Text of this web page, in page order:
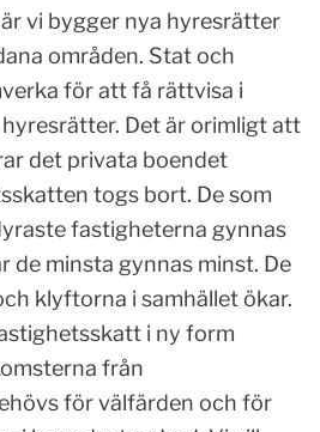
vi bygger nya hyresrätter
områden. Stat och
för att få rättvisa i
Det är orimligt att
det privata boendet
togs bort. De som
fastigheterna gynnas
de minsta gynnas minst. De
klyftorna i samhället ökar.
i ny form
från
för välfärden och för